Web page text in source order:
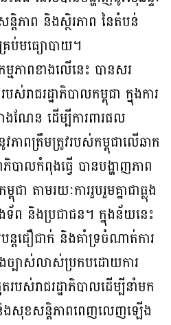
ន្តិភាព និងស្ថិរភាព នៃតំបន់
ប់មធ្យោបាយ។
មភាពខាងលើនេះ បានសរ
ស់រាជរដ្ឋាភិបាលកម្ពុជា ក្នុងការ
ណែន ដើម្បីការពារផល
ាពត្រឹមត្រូវរបស់កម្ពុជាលើឆាក
ភិបាលកំពុងធ្វើ បានបង្ហាញភាព
ជា តាមរយៈការរួបរួមគ្នាជាធ្លុង
ទ័ព និងប្រជាជន។ ក្នុងន័យនេះ
បន្តជឿជាក់ និងគាំទ្រចំណាត់ការ
បាស់លាស់ប្រកបដោយការ
បស់រាជរដ្ឋាភិបាលដើម្បីនាំមក
និងសុខសន្តិភាពពេញលេញឡើង